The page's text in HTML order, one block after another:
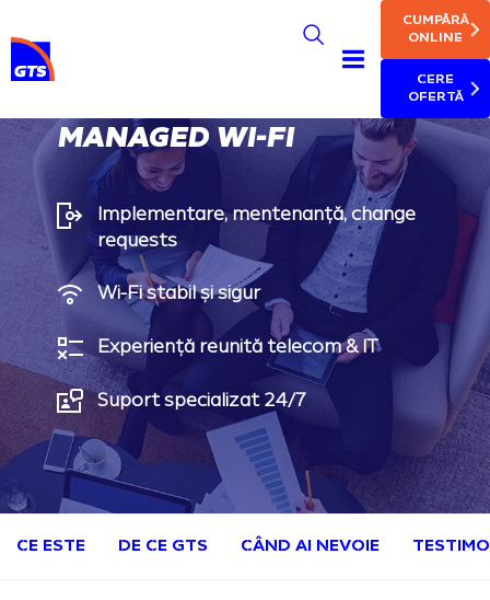
MAINCUMPĂRĂ
ONLINE
CERE
OFERTĂ
MANAGED WI-FI
Implementare, mentenanță, change
requests
Wi-Fi stabil și sigur
Experiență reunită telecom & IT
Suport specializat 24/7
CE ESTE DE CE GTS CÂND AI NEVOIE